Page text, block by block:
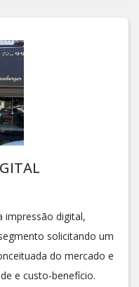
impressão digital,
solicitando um
do mercado e
e custo-benefício.